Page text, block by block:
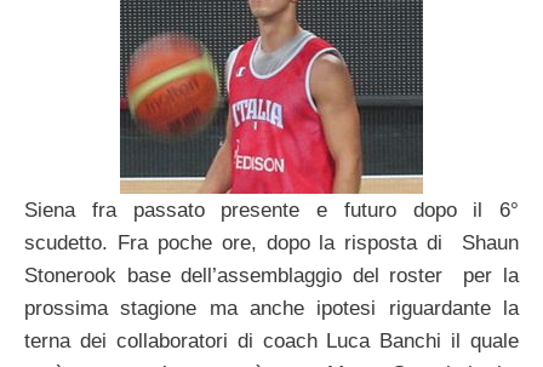
Siena fra passato presente e futuro dopo il 6°
scudetto. Fra poche ore, dopo la risposta di Shaun
Stonerook base dell’assemblaggio del roster per la
prossima stagione ma anche ipotesi riguardante la
terna dei collaboratori di coach Luca Banchi il quale